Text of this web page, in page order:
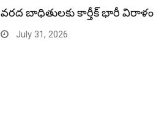
వరద బాధితులకు కార్తీక్ భారీ విరాళం
July 31, 2026